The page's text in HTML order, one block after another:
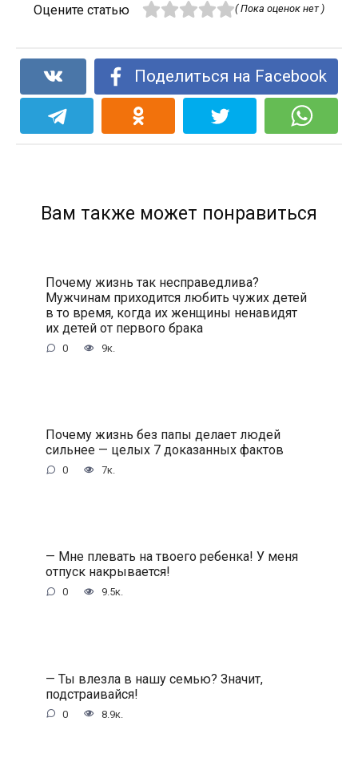
Оцените статью ( Пока оценок нет )
Поделиться на Facebook
Вам также может понравиться
Почему жизнь так несправедлива?
Мужчинам приходится любить чужих детей
в то время, когда их женщины ненавидят
их детей от первого брака
0 9к.
Почему жизнь без папы делает людей
сильнее — целых 7 доказанных фактов
0 7к.
— Мне плевать на твоего ребенка! У меня
отпуск накрывается!
0 9.5к.
— Ты влезла в нашу семью? Значит,
подстраивайся!
0 8.9к.